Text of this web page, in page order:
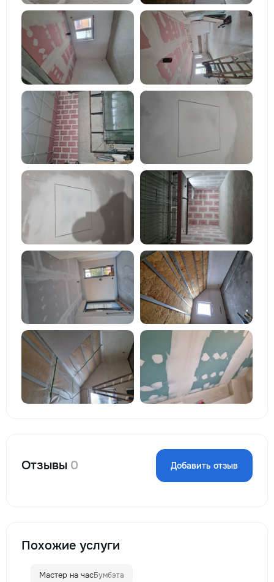
Отзывы 0 Добавить отзыв
Похожие услуги
Мастер на часБумбэта